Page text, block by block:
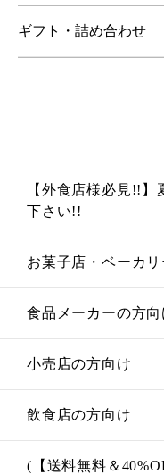
ギフト・詰め合わせ
【外食店様必見!!
下さい!!
お菓子店・ベーカ
食品メーカーの方向
小売店の方向け
飲食店の方向け
(【送料無料＆